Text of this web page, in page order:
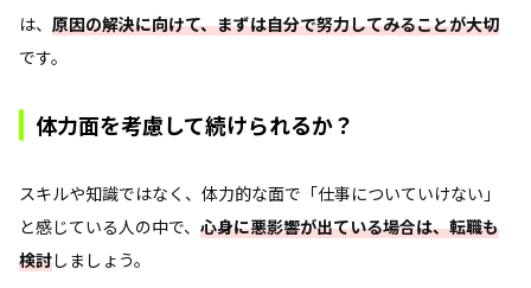
は、 原因の解決に向けて、まずは自分で努力してみることが大切
です。
体力面を考慮して続けられるか？
スキルや知識ではなく、体力的な面で「仕事についていけない」
と感じている人の中で、 心身に悪影響が出ている場合は、転職も
検討しましょう。